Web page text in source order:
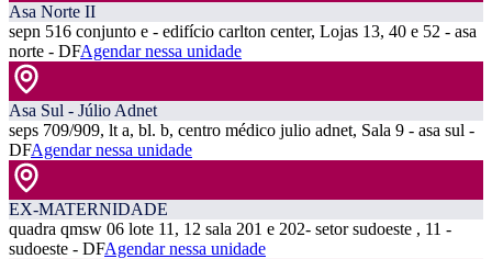
Asa Norte II
sepn 516 conjunto e - edifício carlton center, Lojas 13, 40 e 52 - asa
norte - DFAgendar nessa unidade
Asa Sul - Júlio Adnet
seps 709/909, lt a, bl. b, centro médico julio adnet, Sala 9 - asa sul -
DFAgendar nessa unidade
EX-MATERNIDADE
quadra qmsw 06 lote 11, 12 sala 201 e 202- setor sudoeste , 11 -
sudoeste - DFAgendar nessa unidade